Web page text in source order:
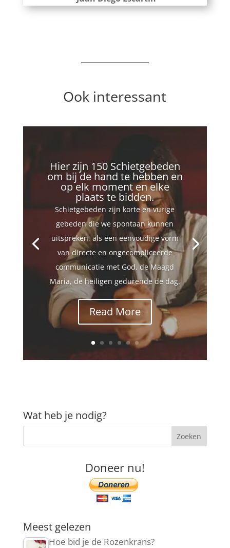
Ook interessant
Hier zijn 150 Schietgebeden
om bij de hand te hebben en
op elk moment en elke
plaats te bidden.
Schietgebeden zijn korte en vurige
gebeden die we spontaan kunnen
uitspreken, als een eenvoudige vorm
van directe en ongecompliceerde
communicatie met God, de Maagd
Maria, de heiligen gedurende de dag.
Read More
Wat heb je nodig?
Doneer nu!
Meest gelezen
Hoe bid je de Rozenkrans?